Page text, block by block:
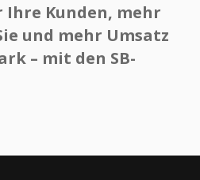
Kunden, mehr
und mehr Umsatz
– mit den SB-